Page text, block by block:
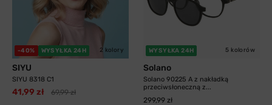
-40% WYSYŁKA 24H 2 kolory
SIYU
SIYU 8318 C1
41,99 zł 69,99 zł
WYSYŁKA 24H 5 kolorów
Solano
Solano 90225 A z nakładką
przeciwsłoneczną z...
299,99 zł